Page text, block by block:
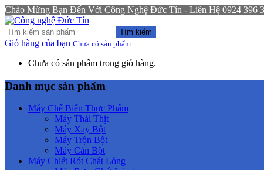
Chào Mừng Bạn Đến Với Công Nghệ Đức Tín - Liên Hệ 0924 396
Tìm kiếm
Giỏ hàng của bạn Chưa có sản phẩm
Chưa có sản phẩm trong giỏ hàng.
Danh mục sản phẩm
Máy Chế Biến Thực Phẩm +
Máy Thái Thịt
Máy Xay Bột
Máy Trộn Bột
Máy Cán Bột
Máy Chiết Rót Chất Lỏng +